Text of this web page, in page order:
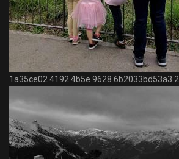
1a35ce02 4192 4b5e 9628 6b2033bd53a3 2